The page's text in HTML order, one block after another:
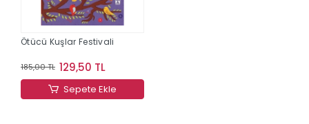
Ötücü Kuşlar Festivali
185,00 TL 129,50 TL
Sepete Ekle